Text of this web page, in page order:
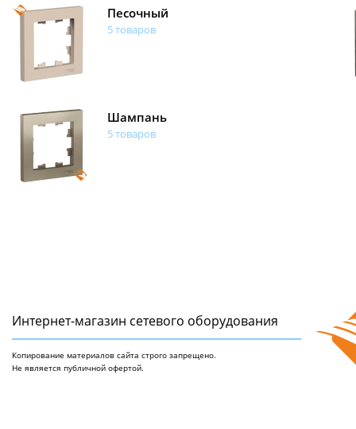
Песочный
5 товаров
Шампань
5 товаров
Интернет-магазин сетeвого оборудования
Копирование материалов сайта строго запрещено.
Не является публичной офертой.